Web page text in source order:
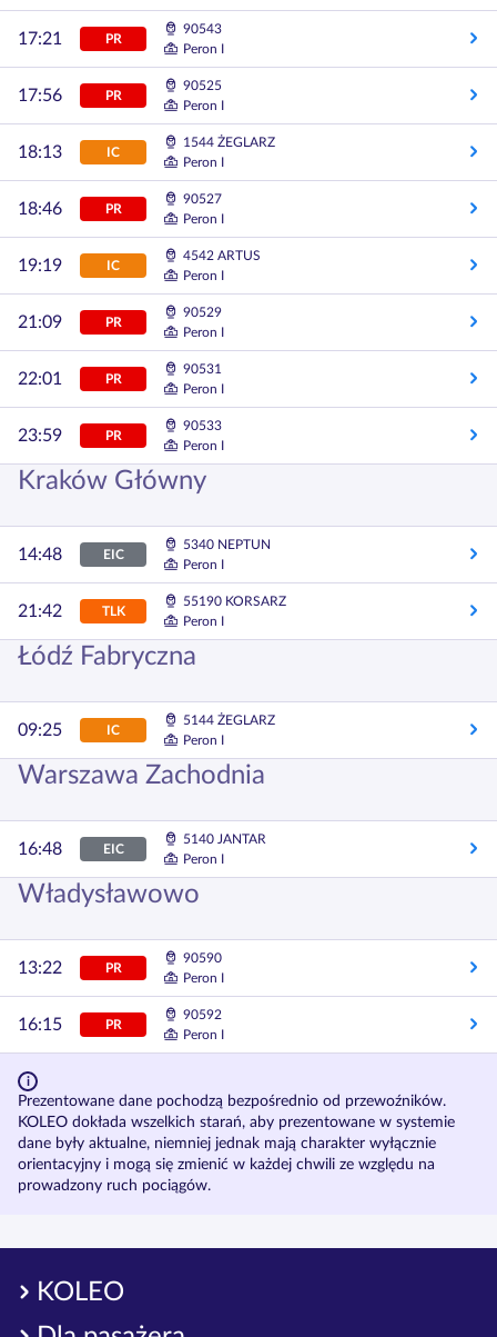
17:21 PR
90543
Peron I
17:56 PR
90525
Peron I
18:13 IC
1544 ŻEGLARZ
Peron I
18:46 PR
90527
Peron I
19:19 IC
4542 ARTUS
Peron I
21:09 PR
90529
Peron I
22:01 PR
90531
Peron I
23:59 PR
90533
Peron I
Kraków Główny
14:48 EIC
5340 NEPTUN
Peron I
21:42 TLK
55190 KORSARZ
Peron I
Łódź Fabryczna
09:25 IC
5144 ŻEGLARZ
Peron I
Warszawa Zachodnia
16:48 EIC
5140 JANTAR
Peron I
Władysławowo
13:22 PR
90590
Peron I
16:15 PR
90592
Peron I
Prezentowane dane pochodzą bezpośrednio od przewoźników.
KOLEO dokłada wszelkich starań, aby prezentowane w systemie
dane były aktualne, niemniej jednak mają charakter wyłącznie
orientacyjny i mogą się zmienić w każdej chwili ze względu na
prowadzony ruch pociągów.
KOLEO